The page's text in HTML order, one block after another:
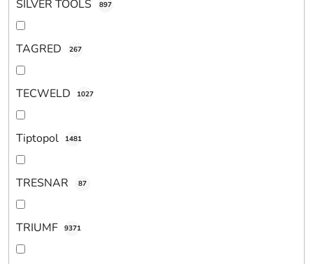
SILVER TOOLS 897
TAGRED 267
TECWELD 1027
Tiptopol 1481
TRESNAR 87
TRIUMF 9371